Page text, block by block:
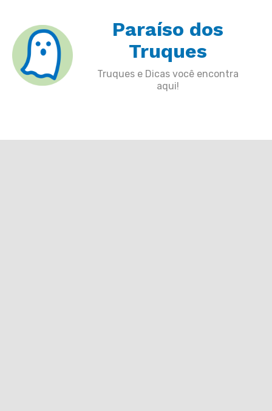
content
Paraíso dos
Truques
Truques e Dicas você encontra
aqui!